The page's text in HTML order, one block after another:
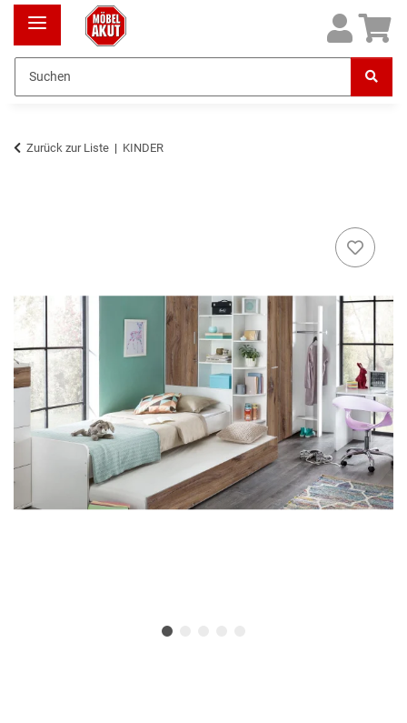
Zurück zur Liste KINDER